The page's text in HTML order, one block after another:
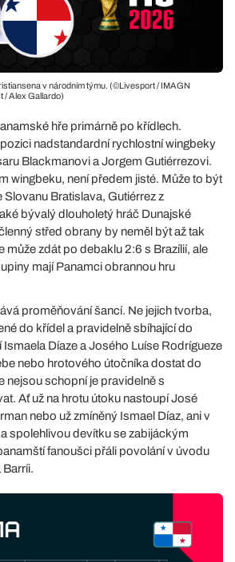
v národním týmu. (©Livesport / IMAGN
/ Alex Gallardo)
hře primárně po křídlech.
nadstandardní rychlostní wingbeky
Blackmanovi a Jorgem Gutiérrezovi.
wingbeku, není předem jisté. Může to být
Slovanu Bratislava, Gutiérrez z
bývalý dlouholetý hráč Dunajské
střed obrany by neměl být až tak
může zdát po debaklu 2:6 s Brazílií, ale
mají Panamci obrannou hru
proměňování šancí. Ne jejich tvorba,
do křídel a pravidelně sbíhající do
Díaze a Josého Luíse Rodrígueze
nebo hrotového útočníka dostat do
nejsou schopní je pravidelně s
Ať už na hrotu útoku nastoupí José
nebo už zmíněný Ismael Díaz, ani v
spolehlivou devítku se zabijáckým
fanoušci přáli povolání v úvodu
Barríi.